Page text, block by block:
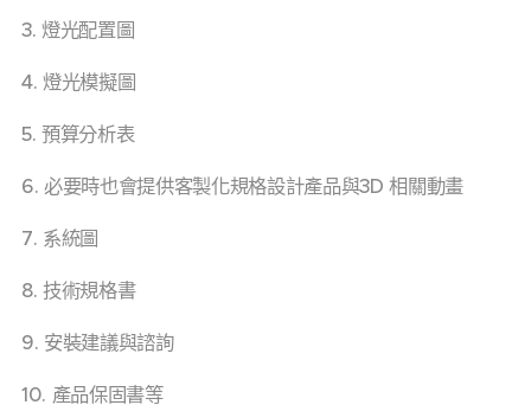
3. 燈光配置圖
4. 燈光模擬圖
5. 預算分析表
6. 必要時也會提供客製化規格設計產品與3D 相關動畫
7. 系統圖
8. 技術規格書
9. 安裝建議與諮詢
10. 產品保固書等